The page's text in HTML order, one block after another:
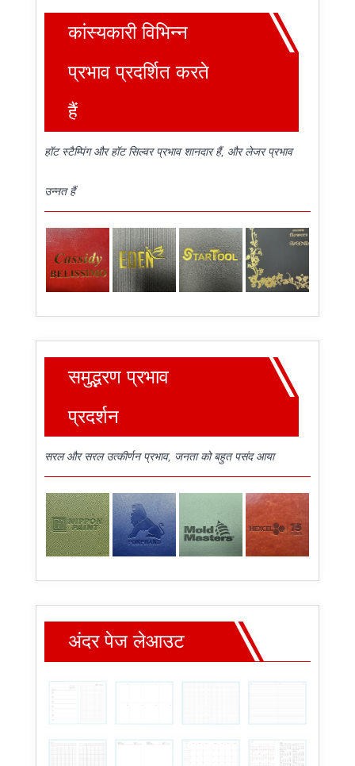
कांस्यकारी विभिन्न
प्रभाव प्रदर्शित करते
हैं
हॉट स्टैम्पिंग और हॉट सिल्वर प्रभाव शानदार हैं, और लेजर प्रभाव
उन्नत हैं
समुद्भरण प्रभाव
प्रदर्शन
सरल और सरल उत्कीर्णन प्रभाव, जनता को बहुत पसंद आया
अंदर पेज लेआउट